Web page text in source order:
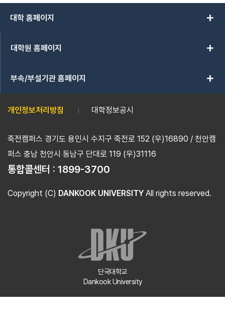
대학 홈페이지 add
대학원 홈페이지 add
부속/부설기관 홈페이지 add
개인정보처리방침 대학정보공시
죽전캠퍼스 경기도 용인시 수지구 죽전로 152 (우)16890 / 천안캠
퍼스 충남 천안시 동남구 단대로 119 (우)31116
통합콜센터 : 1899-3700
Copyright (C) DANKOOK UNIVERSITY All rights reserved.
단국대학교
Dankook University